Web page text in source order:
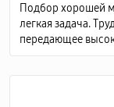
Подбор хорошей
легкая задача.
передающее
высокую